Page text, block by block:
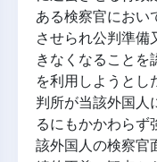
ある検察官におい
させられ公判準備
きなくなることを
を利用しようとし
判所が当該外国人
るにもかかわらず
該外国人の検察官